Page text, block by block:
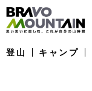
登山 キャンプ